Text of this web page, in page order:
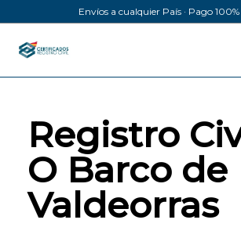
al
contenido
Envíos a cualquier País · Pago
Registro
O Barco de
Valdeorras